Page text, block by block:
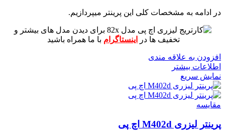
در ادامه به مشخصات کلی این پرینتر میپردازیم.
برای دیدن مدل های بیشتر و
تخفیف ها در
اینستاگرام با ما همراه باشید
افزودن به علاقه مندی
اطلاعات بیشتر
نمایش سریع
مقايسه
پرینتر لیزری M402d اچ پی